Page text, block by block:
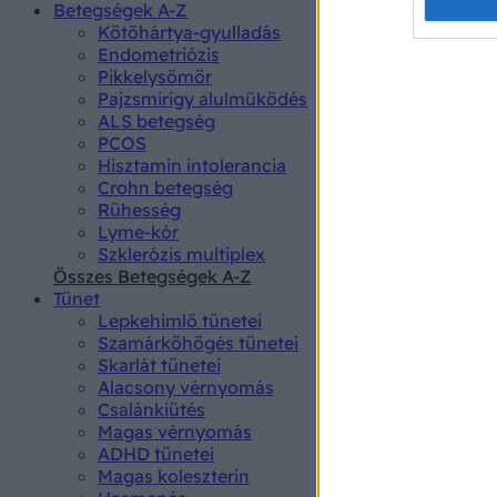
Betegségek A-Z
Kötőhártya-gyulladás
Endometriózis
Pikkelysömör
Pajzsmirigy alulműködés
ALS betegség
PCOS
Hisztamin intolerancia
Crohn betegség
Rühesség
Lyme-kór
Szklerózis multiplex
Összes Betegségek A-Z
Tünet
Lepkehimlő tünetei
Szamárköhögés tünetei
Skarlát tünetei
Alacsony vérnyomás
Csalánkiütés
Magas vérnyomás
ADHD tünetei
Magas koleszterin